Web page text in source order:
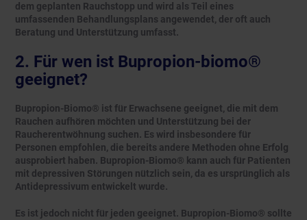
dem geplanten Rauchstopp und wird als Teil eines
umfassenden Behandlungsplans angewendet, der oft auch
Beratung und Unterstützung umfasst.
2. Für wen ist Bupropion-biomo®
geeignet?
Bupropion-Biomo® ist für Erwachsene geeignet, die mit dem
Rauchen aufhören möchten und Unterstützung bei der
Raucherentwöhnung suchen. Es wird insbesondere für
Personen empfohlen, die bereits andere Methoden ohne Erfolg
ausprobiert haben. Bupropion-Biomo® kann auch für Patienten
mit depressiven Störungen nützlich sein, da es ursprünglich als
Antidepressivum entwickelt wurde.
Es ist jedoch nicht für jeden geeignet. Bupropion-Biomo® sollte